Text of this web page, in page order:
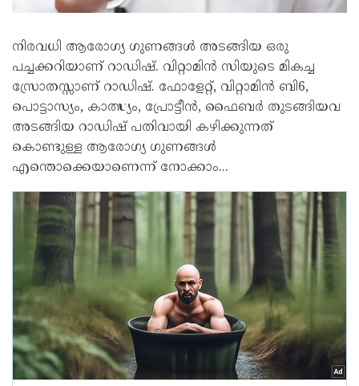
നിരവധി ആരോഗ്യ ഗുണങ്ങള്‍ അടങ്ങിയ ഒരു
പച്ചക്കറിയാണ് റാഡിഷ്. വിറ്റാമിന്‍ സിയുടെ മികച്ച
സ്രോതസ്സാണ് റാഡിഷ്. ഫോളേറ്റ്, വിറ്റാമിന്‍ ബി6,
പൊട്ടാസ്യം, കാത്സ്യം, പ്രോട്ടീന്‍, ഫൈബര്‍ തുടങ്ങിയവ
അടങ്ങിയ റാഡിഷ് പതിവായി കഴിക്കുന്നത്
കൊണ്ടുള്ള ആരോഗ്യ ഗുണങ്ങള്‍
എന്തൊക്കെയാണെന്ന് നോക്കാം...